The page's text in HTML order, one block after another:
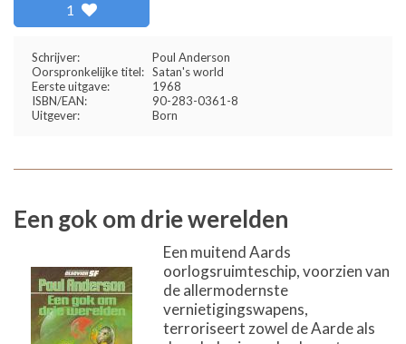
1
Schrijver:
Poul Anderson
Oorspronkelijke titel: Satan's world
Eerste uitgave:
1968
ISBN/EAN:
90-283-0361-8
Uitgever:
Born
Een gok om drie werelden
Een muitend Aards
oorlogsruimteschip, voorzien van
de allermodernste
vernietigingswapens,
terroriseert zowel de Aarde als